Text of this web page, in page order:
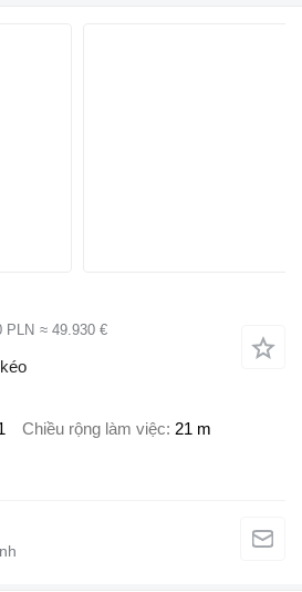
PLN ≈ 49.930 €
Chiều rộng làm việc 21 m